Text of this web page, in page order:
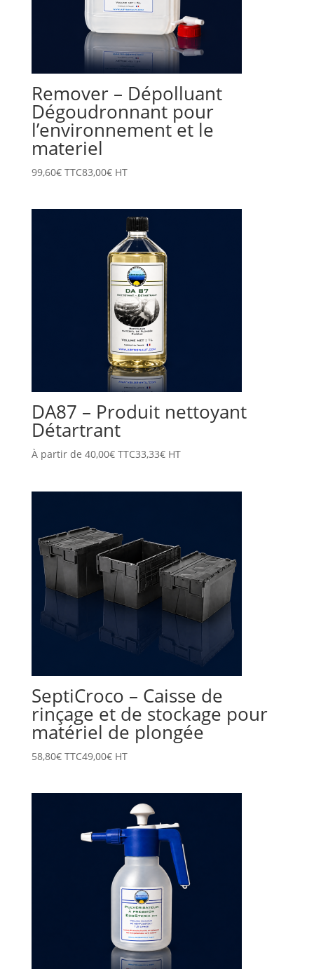
Remover – Dépolluant
Dégoudronnant pour
l’environnement et le
materiel
99,60€TTC83,00€HT
DA87 – Produit nettoyant
Détartrant
À partir de 40,00€TTC33,33€HT
SeptiCroco – Caisse de
rinçage et de stockage pour
matériel de plongée
58,80€TTC49,00€HT